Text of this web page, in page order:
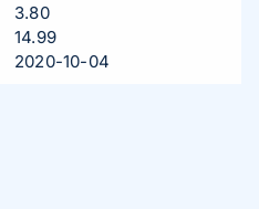
3.80
14.99
2020-10-04